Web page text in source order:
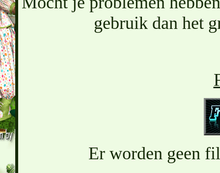
gebruik dan het
Er worden geen